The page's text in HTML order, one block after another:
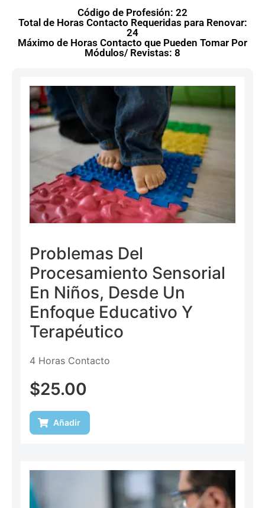
Código de Profesión: 22
Total de Horas Contacto Requeridas para Renovar:
24
Máximo de Horas Contacto que Pueden Tomar Por
Módulos/ Revistas: 8
Problemas Del
Procesamiento Sensorial
En Niños, Desde Un
Enfoque Educativo Y
Terapéutico
4 Horas Contacto
$25.00
Añadir